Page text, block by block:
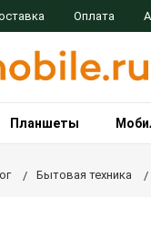
Оплата
Планшеты
Бытовая техника